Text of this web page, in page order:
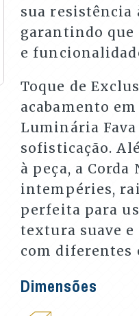
sua resistência
garantindo
e
Toque de
acabamento
Luminária
sofisticação.
à peça, a
intempéries,
perfeita para
textura suave
com diferentes
Dimensões